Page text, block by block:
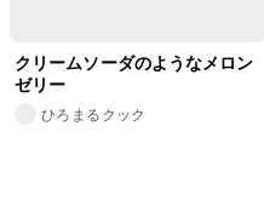
クリームソーダのようなメロン
ゼリー
ひろまるクック